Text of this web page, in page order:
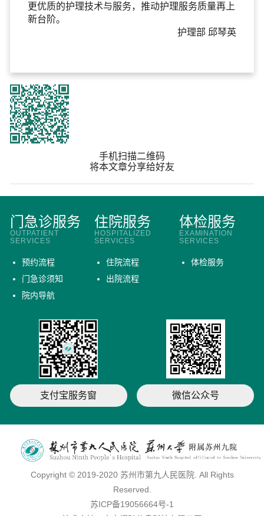
更优质的护理技术与服务，推动护理服务质量再上
新台阶。
护理部 邱琴英
手机扫描二维码
将本文章分享给好友
门急诊服务
OUTPATIENT
SERVICES
预约流程
门急诊须知
院内导航
住院服务
HOSPITALIZED
SERVICES
住院流程
出院流程
体检服务
EXAMINATION
SERVICES
体检服务
支付宝服务窗 微信公众号
Copyright © 2019-2020 苏州市第九人民医院. All Rights
Reserved.
苏ICP备19056664号-1